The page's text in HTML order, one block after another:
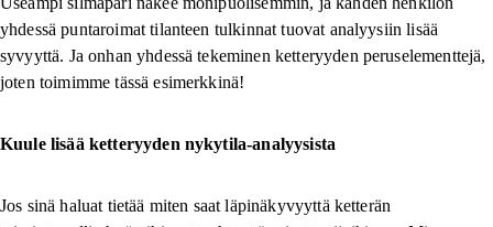
yhdessä puntaroimat tilanteen tulkinnat tuovat analyysiin lisää
syvyyttä. Ja onhan yhdessä tekeminen ketteryyden peruselementtejä,
joten toimimme tässä esimerkkinä!
Kuule lisää ketteryyden nykytila-analyysista
Jos sinä haluat tietää miten saat läpinäkyvyyttä ketterän